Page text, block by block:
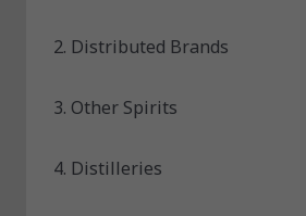
2. Distributed Brands
3. Other Spirits
4. Distilleries